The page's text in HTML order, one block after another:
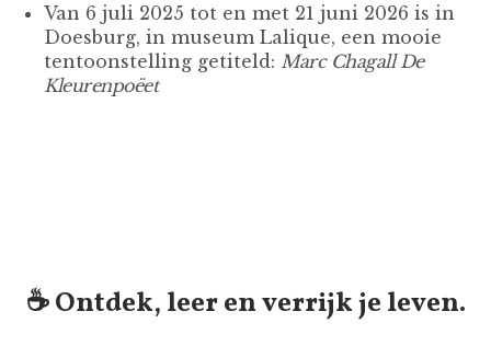
Van 6 juli 2025 tot en met 21 juni 2026 is in
Doesburg, in museum Lalique, een mooie
tentoonstelling getiteld: Marc Chagall De
Kleurenpoëet
☕️ Ontdek, leer en verrijk je leven.